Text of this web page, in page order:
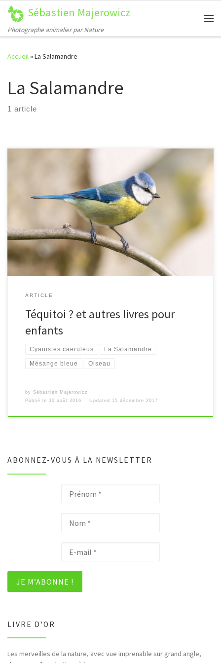
Passer au contenu
Sébastien Majerowicz
Photographe animalier par Nature
Accueil»La Salamandre
La Salamandre
1 article
ARTICLE
Téquitoi ? et autres livres pour
enfants
Cyanistes caeruleus La Salamandre
Mésange bleue Oiseau
by Sébastien Majerowicz
Publié le 30 août 2016 Updated 15 décembre 2017
ABONNEZ-VOUS À LA NEWSLETTER
LIVRE D'OR
Les merveilles de la nature, avec vue imprenable sur grand angle,